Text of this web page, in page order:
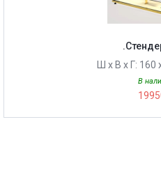
Ш х В х Г: 160
В